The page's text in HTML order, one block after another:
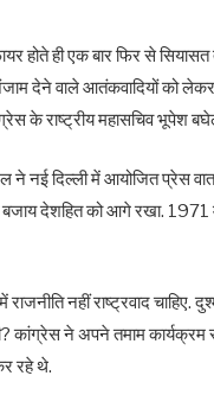
होते ही एक बार फिर से
देने वाले आतंकवादियों को
के राष्ट्रीय महासचिव भूपेश
ने नई दिल्ली में आयोजित प्रेस
देशहित को आगे रखा. 1971
नहीं राष्ट्रवाद
कांग्रेस ने अपने तमाम
रहे थे.